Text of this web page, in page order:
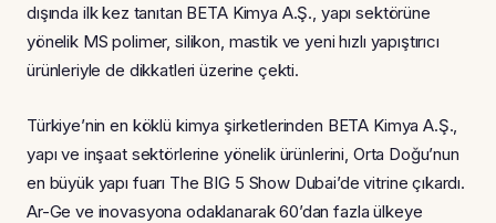
dışında ilk kez tanıtan BETA Kimya A.Ş., yapı sektörüne
yönelik MS polimer, silikon, mastik ve yeni hızlı yapıştırıcı
ürünleriyle de dikkatleri üzerine çekti.
Türkiye’nin en köklü kimya şirketlerinden BETA Kimya A.Ş.,
yapı ve inşaat sektörlerine yönelik ürünlerini, Orta Doğu’nun
en büyük yapı fuarı The BIG 5 Show Dubai’de vitrine çıkardı.
Ar-Ge ve inovasyona odaklanarak 60’dan fazla ülkeye